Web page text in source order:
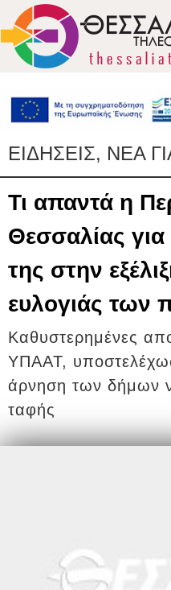
ΕΙΔΗΣΕΙΣ, ΝΕΑ
Τι απαντά η
Θεσσαλίας για
της στην
ευλογιάς των
Καθυστερημένες
ΥΠΑΑΤ,
άρνηση των δήμων
ταφής